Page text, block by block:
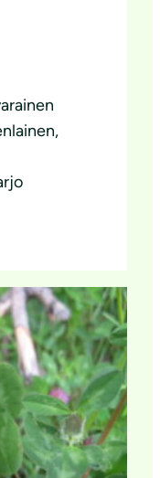
pölyttäjäkasvi